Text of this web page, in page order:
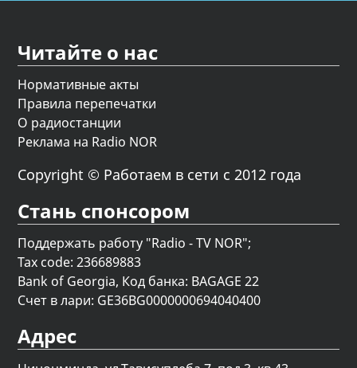
Читайте о нас
Нормативные акты
Правила перепечатки
О радиостанции
Реклама на Radio NOR
Copyright © Работаем в сети с 2012 года
Стань спонсором
Поддержать работу "Radio - TV NOR";
Tax code: 236689883
Bank of Georgia, Код банка: BAGAGE 22
Счет в лари: GE36BG0000000694040400
Адрес